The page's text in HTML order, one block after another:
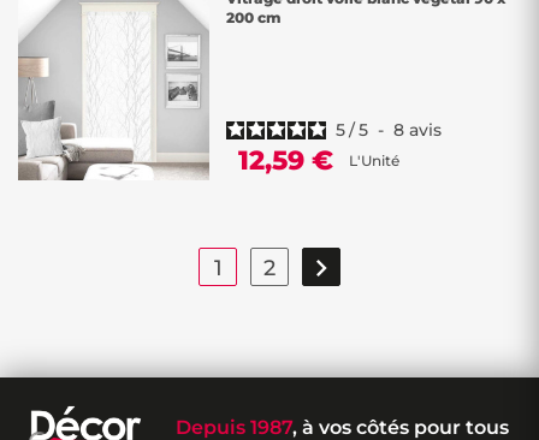
200 cm
5/5 - 8 avis
12,59 € L'Unité
1 2 
Depuis 1987, à vos côtés pour tous